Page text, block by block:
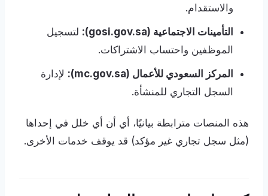
والاستقدام.
التأمينات الاجتماعية (gosi.gov.sa):
لتسجيل
الموظفين واحتساب الاشتراكات.
المركز السعودي للأعمال (mc.gov.sa):
لإدارة
السجل التجاري للمنشأة.
هذه المنصات مترابطة بيانيًا، أي أن أي خلل في إحداها
(مثل سجل تجاري غير مؤكد) قد يوقف خدمات الأخرى.